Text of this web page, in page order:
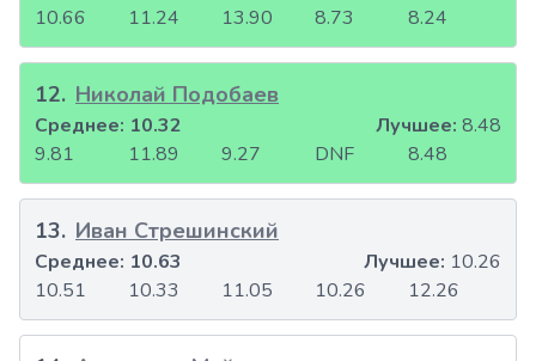
10.66 11.24 13.90 8.73 8.24
12. Николай Подобаев
9.81 11.89 9.27 DNF 8.48
Среднее: 10.32 Лучшее: 8.48
13. Иван Стрешинский
10.51 10.33 11.05 10.26 12.26
Среднее: 10.63 Лучшее: 10.26